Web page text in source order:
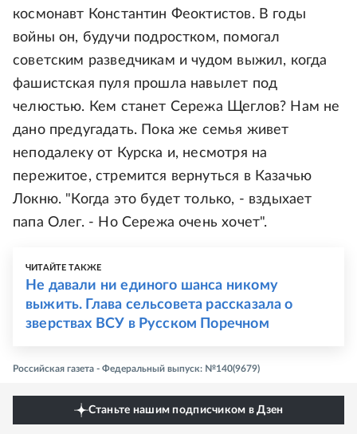
космонавт Константин Феоктистов. В годы
войны он, будучи подростком, помогал
советским разведчикам и чудом выжил, когда
фашистская пуля прошла навылет под
челюстью. Кем станет Сережа Щеглов? Нам не
дано предугадать. Пока же семья живет
неподалеку от Курска и, несмотря на
пережитое, стремится вернуться в Казачью
Локню. "Когда это будет только, - вздыхает
папа Олег. - Но Сережа очень хочет".
ЧИТАЙТЕ ТАКЖЕ
Не давали ни единого шанса никому
выжить. Глава сельсовета рассказала о
зверствах ВСУ в Русском Поречном
Российская газета - Федеральный выпуск: №140(9679)
Станьте нашим подписчиком в Дзен